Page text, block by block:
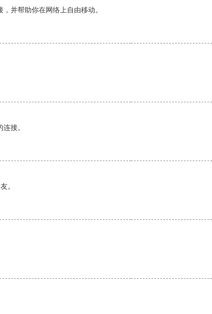
并帮助你在网络上自由移动。
接。
。